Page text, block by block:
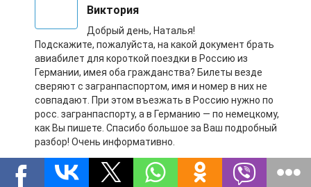
Виктория
Добрый день, Наталья!
Подскажите, пожалуйста, на какой документ брать
авиабилет для короткой поездки в Россию из
Германии, имея оба гражданства? Билеты везде
сверяют с загранпаспортом, имя и номер в них не
совпадают. При этом въезжать в Россию нужно по
росс. загранпаспорту, а в Германию — по немецкому,
как Вы пишете. Спасибо большое за Ваш подробный
разбор! Очень информативно.
Ответить